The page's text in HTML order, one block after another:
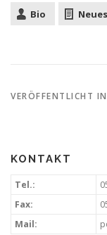
Bio
VERÖFFENTLICHT IN
KONTAKT
Tel.:
Fax:
Mail: